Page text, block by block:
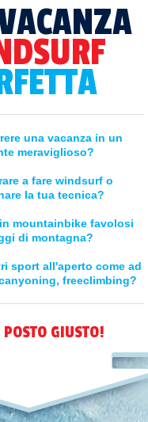
una vacanza in un
meraviglioso?
a fare windsurf o
la tua tecnica?
mountainbike favolosi
di montagna?
sport all'aperto come ad
freeclimbing?
POSTO GIUSTO!